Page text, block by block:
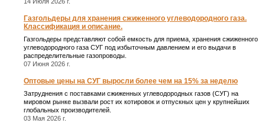
Газгольдеры для хранения сжиженного углеводородного газа.
Классификация и описание.
Газгольдеры представляют собой емкость для приема, хранения сжиженного
углеводородного газа СУГ под избыточным давлением и его выдачи в
распределительные газопроводы.
07 Июня 2026 г.
Оптовые цены на СУГ выросли более чем на 15% за неделю
Затруднения с поставками сжиженных углеводородных газов (СУГ) на
мировом рынке вызвали рост их котировок и отпускных цен у крупнейших
глобальных производителей.
03 Мая 2026 г.